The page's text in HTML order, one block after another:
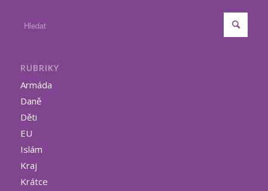
RUBRIKY
Armáda
Daně
Děti
EU
Islám
Kraj
Krátce